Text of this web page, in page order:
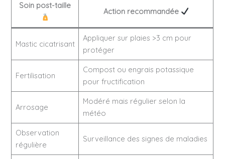
Soin post-taille
Action recommandée
Mastic cicatrisant
Appliquer sur plaies >3 cm pour
protéger
Fertilisation
Compost ou engrais potassique
pour fructification
Arrosage
Modéré mais régulier selon la
météo
Observation
régulière
Surveillance des signes de maladies